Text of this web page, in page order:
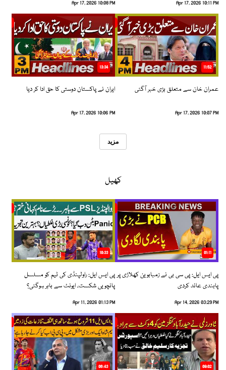
Apr 17, 2026 10:11 PM
Apr 17, 2026 10:08 PM
11:52
عمران خان سے متعلق بڑی خبر آگئی
Apr 17, 2026 10:07 PM
13:34
ایران نے پاکستان دوستی کا حق ادا کر دیا
Apr 17, 2026 10:06 PM
مزید
کھیل
01:11
پی ایس ایل: پی سی بی نے زمبابوین کھلاڑی پر
پابندی عائد کردی
Apr 14, 2026 03:29 PM
10:33
پی ایس ایل: راولپنڈی کی ٹیم کو مسلسل
پانچویں شکست، ایونٹ سے باہر ہوگئی؟
Apr 11, 2026 01:13 PM
09:02
06:43